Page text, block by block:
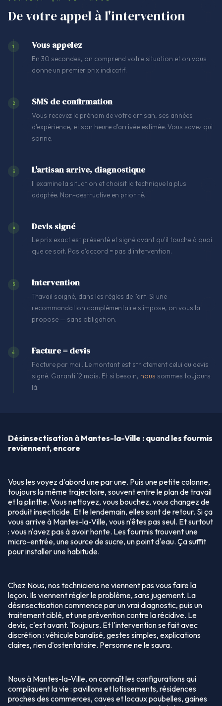
De votre appel à l'intervention
1 Vous appelez
En 30 secondes, on comprend votre situation et on vous
donne un premier prix indicatif.
2 SMS de confirmation
Vous recevez le prénom de votre artisan, ses années
d'expérience, et son heure d'arrivée estimée. Vous savez qui
sonne.
3 L'artisan arrive, diagnostique
Il examine la situation et choisit la technique la plus
adaptée. Non-destructive en priorité.
4 Devis signé
Le prix exact est présenté et signé avant qu'il touche à quoi
que ce soit. Pas d'accord = pas d'intervention.
5 Intervention
Travail soigné, dans les règles de l'art. Si une
recommandation complémentaire s'impose, on vous la
propose — sans obligation.
6 Facture = devis
Facture par mail. Le montant est strictement celui du devis
signé. Garanti 12 mois. Et si besoin, nous sommes toujours
là.
Désinsectisation à Mantes-la-Ville : quand les fourmis
reviennent, encore
Vous les voyez d'abord une par une. Puis une petite colonne,
toujours la même trajectoire, souvent entre le plan de travail
et la plinthe. Vous nettoyez, vous bouchez, vous changez de
produit insecticide. Et le lendemain, elles sont de retour. Si ça
vous arrive à Mantes-la-Ville, vous n'êtes pas seul. Et surtout
: vous n'avez pas à avoir honte. Les fourmis trouvent une
micro-entrée, une source de sucre, un point d'eau. Ça suffit
pour installer une habitude.
Chez Nous, nos techniciens ne viennent pas vous faire la
leçon. Ils viennent régler le problème, sans jugement. La
désinsectisation commence par un vrai diagnostic, puis un
traitement ciblé, et une prévention contre la récidive. Le
devis, c'est avant. Toujours. Et l'intervention se fait avec
discrétion : véhicule banalisé, gestes simples, explications
claires, rien d'ostentatoire. Personne ne le saura.
Nous à Mantes-la-Ville, on connaît les configurations qui
compliquent la vie : pavillons et lotissements, résidences
proches des commerces, caves et locaux poubelles, gaines